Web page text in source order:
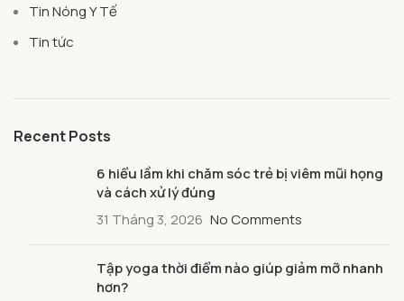
Tin Nóng Y Tế
Tin tức
Recent Posts
6 hiểu lầm khi chăm sóc trẻ bị viêm mũi họng
và cách xử lý đúng
31 Tháng 3, 2026 No Comments
Tập yoga thời điểm nào giúp giảm mỡ nhanh
hơn?